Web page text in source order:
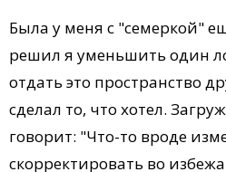
Была у меня с "семеркой"
решил я уменьшить один
отдать это пространство
сделал то, что хотел.
говорит: "Что-то вроде
скорректировать во